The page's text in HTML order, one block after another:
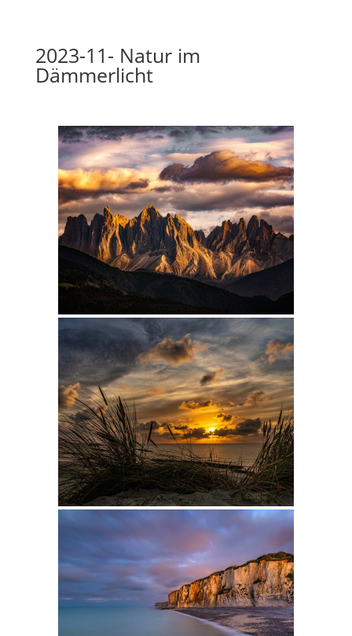
2023-11- Natur im
Dämmerlicht